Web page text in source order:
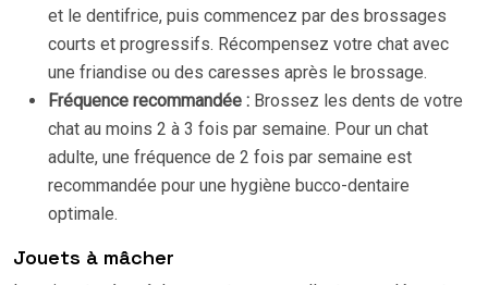
et le dentifrice, puis commencez par des brossages
courts et progressifs. Récompensez votre chat avec
une friandise ou des caresses après le brossage.
Fréquence recommandée : Brossez les dents de votre
chat au moins 2 à 3 fois par semaine. Pour un chat
adulte, une fréquence de 2 fois par semaine est
recommandée pour une hygiène bucco-dentaire
optimale.
Jouets à mâcher